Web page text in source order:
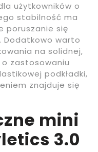
użytkowników o
stabilność ma
poruszanie się
Dodatkowo warto
na solidnej,
zastosowaniu
podkładki,
znajduje się
mini
3.0